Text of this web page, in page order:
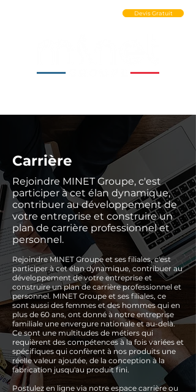
Devis Gratuit
Carrière
Rejoindre MINET Groupe, c'est
participer à cet élan dynamique,
contribuer au développement de
votre entreprise et construire un
plan de carrière professionnel et
personnel.
Rejoindre MINET Groupe et ses filiales, c'est
participer à cet élan dynamique, contribuer au
développement de votre entreprise et
construire un plan de carrière professionnel et
personnel. MINET Groupe et ses filiales, ce
sont aussi des femmes et des hommes qui en
plus de 60 ans, ont donné à notre entreprise
familiale une envergure nationale et au-delà.
Ce sont une multitudes de métiers qui
requièrent des compétences à la fois variées et
spécifiques qui confèrent à nos produits une
réelle valeur ajoutée, de la conception à la
fabrication jusqu'au produit fini.
Postulez en ligne via notre espace carrière ou